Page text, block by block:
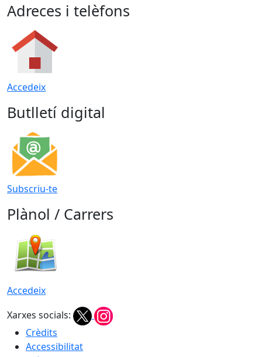
Adreces i telèfons
Accedeix
Butlletí digital
Subscriu-te
Plànol / Carrers
Accedeix
Xarxes socials:
Crèdits
Accessibilitat